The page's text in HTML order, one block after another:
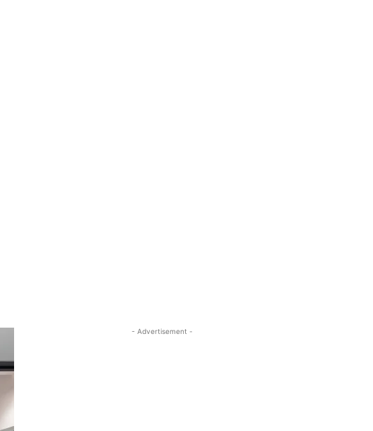
- Advertisement -